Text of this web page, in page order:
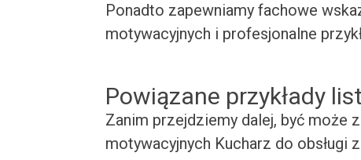
Ponadto zapewniamy fachowe
motywacyjnych i profesjonalne
Powiązane przykłady
Zanim przejdziemy dalej, być może
motywacyjnych Kucharz do obsługi